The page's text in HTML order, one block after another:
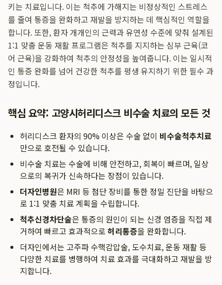
키는 치료입니다. 이는 척추에 가해지는 비정상적인 스트레스
를 줄여 통증을 완화하고 재발을 방지하는 데 핵심적인 역할을
합니다. 또한, 환자 개개인의 근력과 유연성 수준에 맞춰 설계된
1:1 맞춤 운동 재활 프로그램은 척추를 지지하는 심부 근육(코
어 근육)을 강화하여 척추의 안정성을 높여줍니다. 이는 일시적
인 통증 완화를 넘어 건강한 척추를 평생 유지하기 위한 필수 과
정입니다.
핵심 요약: 고양시허리디스크 비수술 치료의 모든 것
허리디스크 환자의 90% 이상은 수술 없이 비수술척추치료
만으로 호전될 수 있습니다.
비수술 치료는 수술에 비해 안전하고, 회복이 빠르며, 일상
으로의 복귀가 신속하다는 장점이 있습니다.
더자인병원은 MRI 등 첨단 장비를 통한 정밀 진단을 바탕으
로 1:1 맞춤 치료 계획을 수립합니다.
척추신경차단술은 통증의 원인이 되는 신경 염증을 직접 제
거하여 빠르고 효과적으로 허리통증을 완화합니다.
더자인에서는 고주파 수핵감압술, 도수치료, 운동 재활 등
다양한 치료를 병행하여 치료 효과를 극대화하고 재발을 방
지합니다.